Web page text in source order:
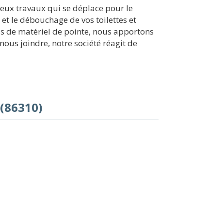
travaux qui se déplace pour le
le débouchage de vos toilettes et
de matériel de pointe, nous apportons
joindre, notre société réagit de